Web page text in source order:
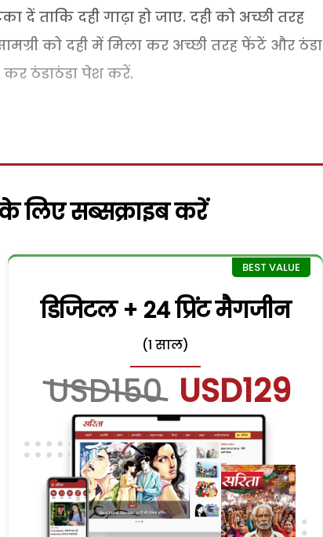
ताकि दही गाढ़ा हो जाए. दही को अच्छी तरह
को दही में मिला कर अच्छी तरह फेंटें और ठंडा
ठंडाठंडा पेश करें.
लिए सब्सक्राइब करें
डिजिटल + 24 प्रिंट मैगजीन
(1 साल)
USD150 USD129